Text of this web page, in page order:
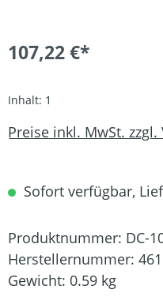
107,22 €*
Inhalt: 1
Preise inkl. MwSt.
Sofort verfügbar,
Produktnummer: DC-
Herstellernummer:
Gewicht: 0.59 kg